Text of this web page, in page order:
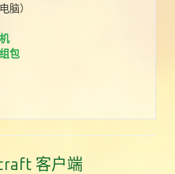
脑）
包
客户端